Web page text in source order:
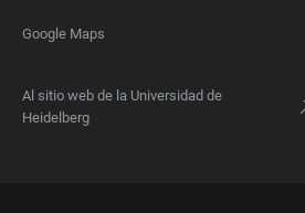
Google Maps
Al sitio web de la Universidad de
Heidelberg